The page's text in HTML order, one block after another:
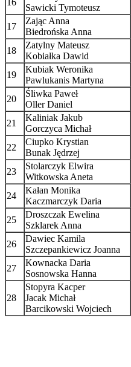
Sawicki Tymoteusz
17
Zając Anna
Biedrońska Anna
18
Zatylny Mateusz
Kobiałka Dawid
19
Kubiak Weronika
Pawlukanis Martyna
20
Śliwka Paweł
Oller Daniel
21
Kaliniak Jakub
Gorczyca Michał
22
Ciupko Krystian
Bunak Jędrzej
23
Stolarczyk Elwira
Witkowska Aneta
24
Kałan Monika
Kaczmarczyk Daria
25
Droszczak Ewelina
Szklarek Anna
26
Dawiec Kamila
Szczepankiewicz Joanna
27
Kownacka Daria
Sosnowska Hanna
28
Stopyra Kacper
Jacak Michał
Barcikowski Wojciech